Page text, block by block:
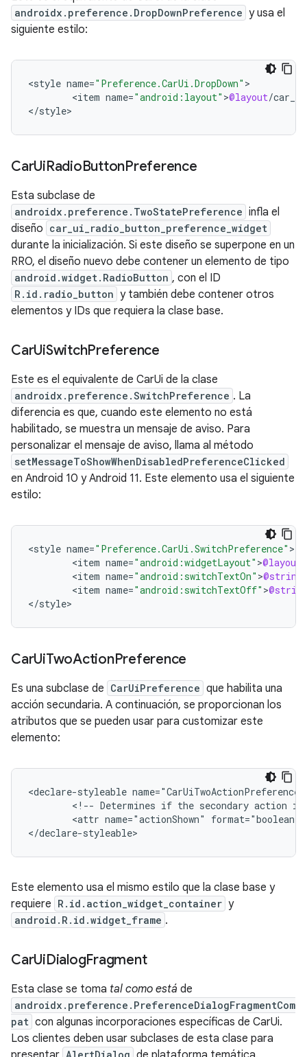
androidx.preference.DropDownPreference y usa el
siguiente estilo:
<style name="Preference.CarUi.DropDown"
<item name="android:layout" >@layout/
</style>
CarUiRadioButtonPreference
Esta subclase de
androidx.preference.TwoStatePreference infla el
diseño car_ui_radio_button_preference_widget
durante la inicialización. Si este diseño se superpone en un
RRO, el diseño nuevo debe contener un elemento de tipo
android.widget.RadioButton , con el ID
R.id.radio_button y también debe contener otros
elementos y IDs que requiera la clase base.
CarUiSwitchPreference
Este es el equivalente de CarUi de la clase
androidx.preference.SwitchPreference . La
diferencia es que, cuando este elemento no está
habilitado, se muestra un mensaje de aviso. Para
personalizar el mensaje de aviso, llama al método
setMessageToShowWhenDisabledPreferenceClicked
en Android 10 y Android 11. Este elemento usa el siguiente
estilo:
<style name="Preference.CarUi.SwitchPreference"
<item name="android:widgetLayout" >@layout
<item name="android:switchTextOn" >@string
<item name="android:switchTextOff" >@string
</style>
CarUiTwoActionPreference
Es una subclase de CarUiPreference que habilita una
acción secundaria. A continuación, se proporcionan los
atributos que se pueden usar para customizar este
elemento:
<declare-styleable
<!-- Determines if the secondary action
<attr name="actionShown"
</declare-styleable>
Este elemento usa el mismo estilo que la clase base y
requiere R.id.action_widget_container y
android.R.id.widget_frame .
CarUiDialogFragment
Esta clase se toma tal como está de
androidx.preference.PreferenceDialogFragmentCom
pat con algunas incorporaciones específicas de CarUi.
Los clientes deben usar subclases de esta clase para
AlertDialog